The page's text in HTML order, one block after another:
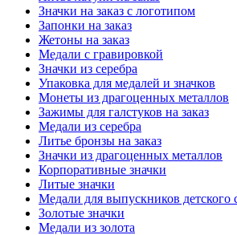
Значки на заказ с логотипом
Запонки на заказ
Жетоны на заказ
Медали с гравировкой
Значки из серебра
Упаковка для медалей и значков
Монеты из драгоценных металлов
Зажимы для галстуков на заказ
Медали из серебра
Литье бронзы на заказ
Значки из драгоценных металлов
Корпоративные значки
Литые значки
Медали для выпускников детского
Золотые значки
Медали из золота